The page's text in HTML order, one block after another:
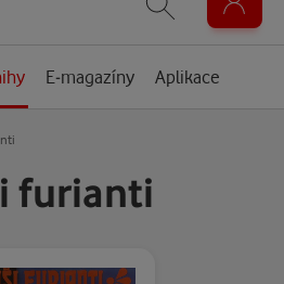
E-magazíny Aplikace
furianti